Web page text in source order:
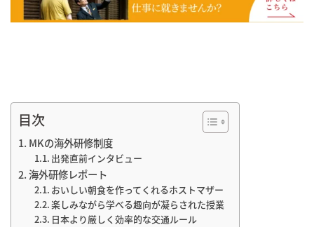
目次
MKの海外研修制度
出発直前インタビュー
海外研修レポート
おいしい朝食を作ってくれるホストマザー
楽しみながら学べる趣向が凝らされた授業
日本より厳しく効率的な交通ルール